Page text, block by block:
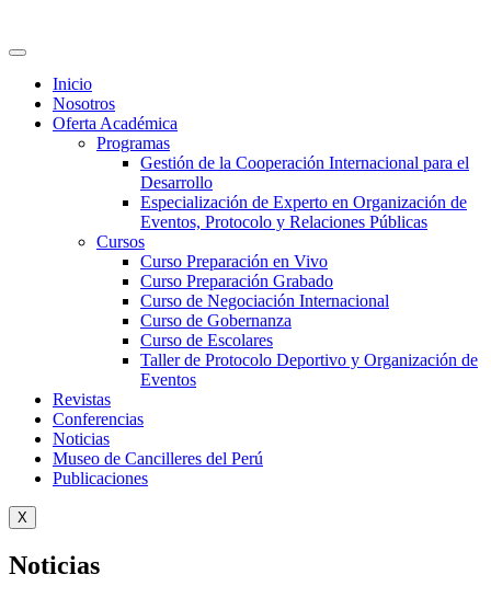
Inicio
Nosotros
Oferta Académica
Programas
Gestión de la Cooperación Internacional para el
Desarrollo
Especialización de Experto en Organización de
Eventos, Protocolo y Relaciones Públicas
Cursos
Curso Preparación en Vivo
Curso Preparación Grabado
Curso de Negociación Internacional
Curso de Gobernanza
Curso de Escolares
Taller de Protocolo Deportivo y Organización de
Eventos
Revistas
Conferencias
Noticias
Museo de Cancilleres del Perú
Publicaciones
X
Noticias